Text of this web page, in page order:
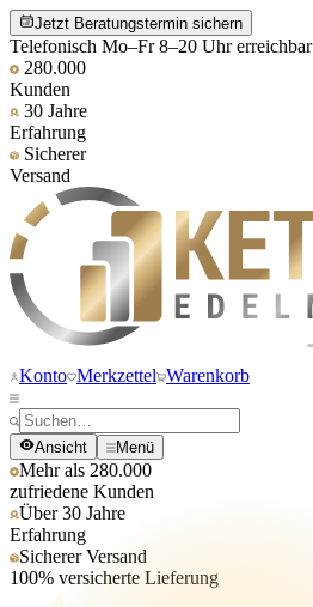
Jetzt Beratungstermin sichern
Telefonisch Mo–Fr 8–20 Uhr erreichbar
280.000
Kunden
30 Jahre
Erfahrung
Sicherer
Versand
Konto Merkzettel Warenkorb
Ansicht Menü
Mehr als 280.000
zufriedene Kunden
Über 30 Jahre
Erfahrung
Sicherer Versand
100% versicherte Lieferung